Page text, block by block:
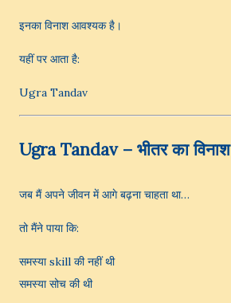
इनका विनाश आवश्यक है।
यहीं पर आता है:
Ugra Tandav
Ugra Tandav – भीतर का विनाश
जब मैं अपने जीवन में आगे बढ़ना चाहता था…
तो मैंने पाया कि:
समस्या skill की नहीं थी
समस्या सोच की थी